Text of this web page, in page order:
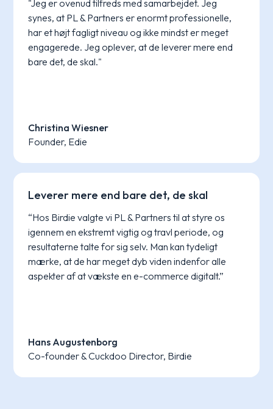
"Jeg er ovenud tilfreds med samarbejdet. Jeg
synes, at PL & Partners er enormt professionelle,
har et højt fagligt niveau og ikke mindst er meget
engagerede. Jeg oplever, at de leverer mere end
bare det, de skal."
Christina Wiesner
Founder, Edie
Leverer mere end bare det, de skal
“Hos Birdie valgte vi PL & Partners til at styre os
igennem en ekstremt vigtig og travl periode, og
resultaterne talte for sig selv. Man kan tydeligt
mærke, at de har meget dyb viden indenfor alle
aspekter af at vækste en e-commerce digitalt.”
Hans Augustenborg
Co-founder & Cuckdoo Director, Birdie